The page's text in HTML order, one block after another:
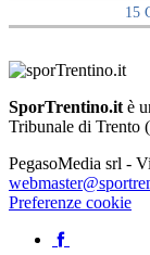
15
SporTrentino.it è
Tribunale di Trento
PegasoMedia srl -
Preferenze cookie